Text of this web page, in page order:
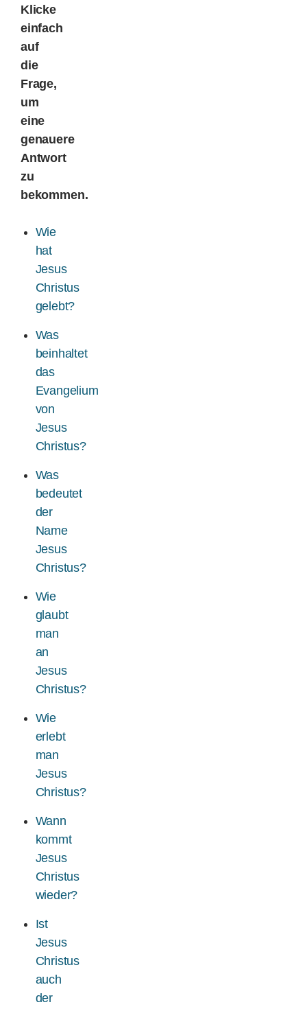
Klicke
einfach
auf
die
Frage,
um
eine
genauere
Antwort
zu
bekommen.
Wie
hat
Jesus
Christus
gelebt?
Was
beinhaltet
das
Evangelium
von
Jesus
Christus?
Was
bedeutet
der
Name
Jesus
Christus?
Wie
glaubt
man
an
Jesus
Christus?
Wie
erlebt
man
Jesus
Christus?
Wann
kommt
Jesus
Christus
wieder?
Ist
Jesus
Christus
auch
der